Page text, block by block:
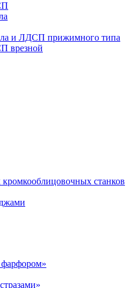
и ЛДСП прижимного типа
врезной
станков
фарфором»